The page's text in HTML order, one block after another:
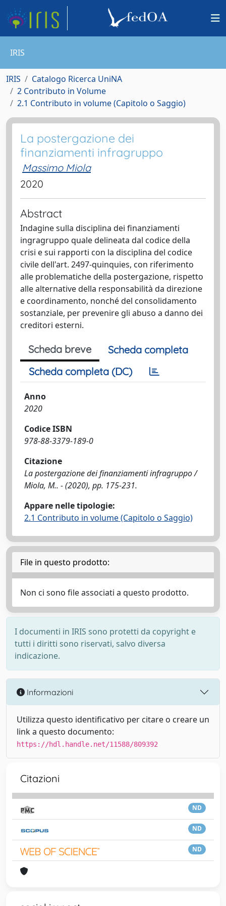
IRIS
IRIS
Catalogo Ricerca UniNA
2 Contributo in Volume
2.1 Contributo in volume (Capitolo o Saggio)
La postergazione dei
finanziamenti infragruppo
Massimo Miola
2020
Abstract
Indagine sulla disciplina dei finanziamenti
ingragruppo quale delineata dal codice della
crisi e sui rapporti con la disciplina del codice
civile dell'art. 2497-quinquies, con riferimento
alle problematiche della postergazione, rispetto
alle alternative della responsabilità da direzione
e coordinamento, nonché del consolidamento
sostanziale, per prevenire gli abuso a danno dei
creditori esterni.
Scheda breve
Scheda completa
Scheda completa (DC)
Anno
2020
Codice ISBN
978-88-3379-189-0
Citazione
La postergazione dei finanziamenti infragruppo /
Miola, M.. - (2020), pp. 175-231.
Appare nelle tipologie:
2.1 Contributo in volume (Capitolo o Saggio)
File in questo prodotto:
Non ci sono file associati a questo prodotto.
I documenti in IRIS sono protetti da copyright e
tutti i diritti sono riservati, salvo diversa
indicazione.
Informazioni
Utilizza questo identificativo per citare o creare un
link a questo documento:
https://hdl.handle.net/11588/809392
Citazioni
ND
ND
ND